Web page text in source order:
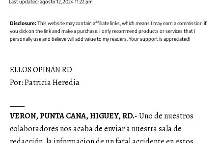
Last updated: agosto 12, 2024 11:22 pm
Disclosure:This website may contain affiliate links, which means I may earn a commission if
you click on the link and make a purchase. I only recommend products or services that I
personally use and believe will add value to my readers. Your support is appreciated!
ELLOS OPINAN RD
Por: Patricia Heredia
VERON, PUNTA CANA, HIGUEY, RD.-Uno de nuestros
colaboradores nos acaba de enviar a nuestra sala de